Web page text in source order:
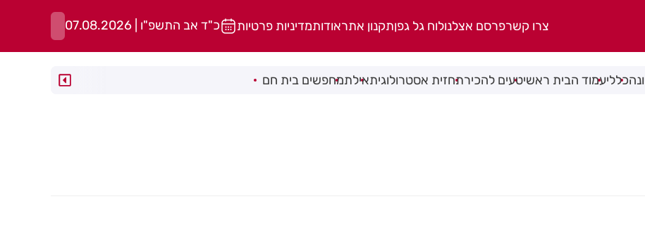
צרו קשרפרסם אצלנולוח גל גפןתקנון אתראודותמדיניות פרטיות כ"ד אב התשפ"ו | 07.08.2026
כלליעמוד הבית ראשיטעים להכירתחזית אסטרולוגיתאילתמחפשים בית חם